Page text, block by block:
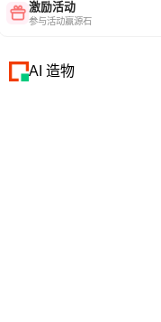
激励活动
参与活动赢源石
AI 造物